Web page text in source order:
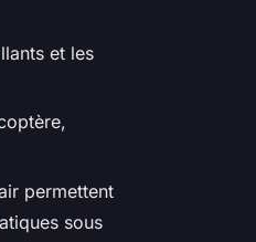
et les
permettent
sous